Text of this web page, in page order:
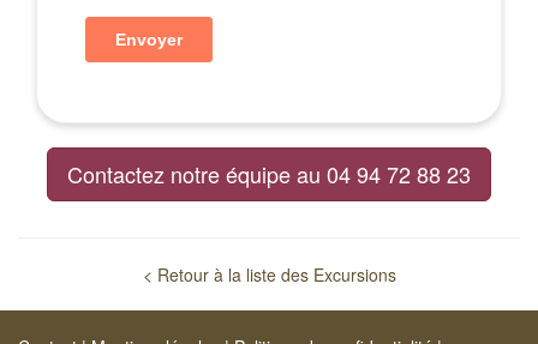
Contactez notre équipe au 04 94 72 88 23
< Retour à la liste des Excursions